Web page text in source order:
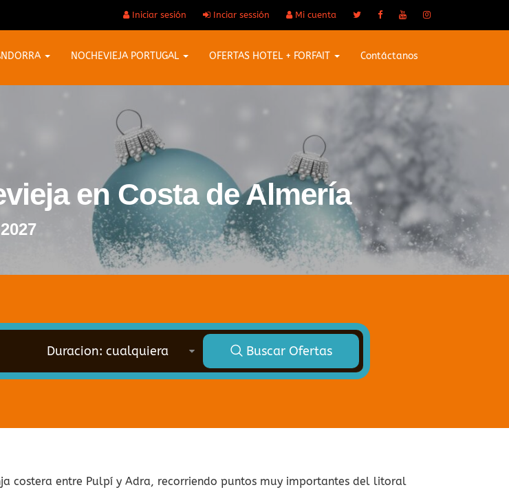
Iniciar sesión Inciar sessión Mi cuenta
NOCHEVIEJA PORTUGAL OFERTAS HOTEL + FORFAIT Contáctanos
en Costa de Almería
Buscar Ofertas
costera entre Pulpí y Adra, recorriendo puntos muy importantes del litoral